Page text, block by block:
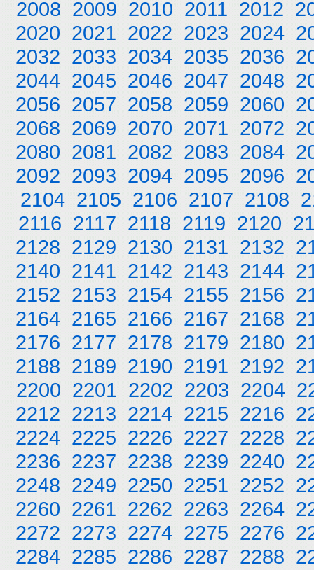
2008 2009 2010 2011 2012
2020 2021 2022 2023 2024
2032 2033 2034 2035 2036
2044 2045 2046 2047 2048
2056 2057 2058 2059 2060
2068 2069 2070 2071 2072
2080 2081 2082 2083 2084
2092 2093 2094 2095 2096
2104 2105 2106 2107 2108
2116 2117 2118 2119 2120
2128 2129 2130 2131 2132
2140 2141 2142 2143 2144
2152 2153 2154 2155 2156
2164 2165 2166 2167 2168
2176 2177 2178 2179 2180
2188 2189 2190 2191 2192
2200 2201 2202 2203 2204
2212 2213 2214 2215 2216
2224 2225 2226 2227 2228
2236 2237 2238 2239 2240
2248 2249 2250 2251 2252
2260 2261 2262 2263 2264
2272 2273 2274 2275 2276
2284 2285 2286 2287 2288